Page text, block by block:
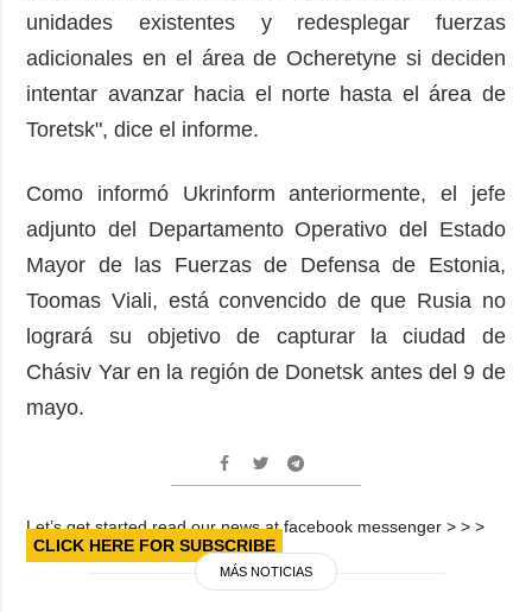
unidades existentes y redesplegar fuerzas
adicionales en el área de Ocheretyne si deciden
intentar avanzar hacia el norte hasta el área de
Toretsk", dice el informe.
Como informó Ukrinform anteriormente, el jefe
adjunto del Departamento Operativo del Estado
Mayor de las Fuerzas de Defensa de Estonia,
Toomas Viali, está convencido de que Rusia no
logrará su objetivo de capturar la ciudad de
Chásiv Yar en la región de Donetsk antes del 9 de
mayo.
Let’s get started read our news at facebook messenger > > >
CLICK HERE FOR SUBSCRIBE
MÁS NOTICIAS